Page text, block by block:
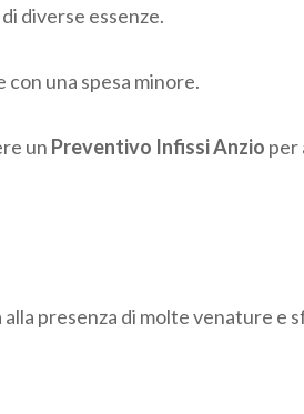
diverse essenze.
una spesa minore.
un Preventivo Infissi Anzio per
presenza di molte venature e